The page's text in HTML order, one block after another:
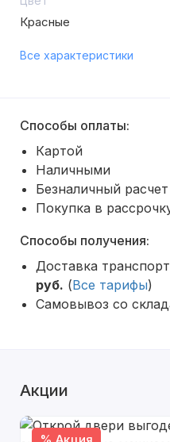
Красные
Все характеристики
Способы оплаты:
Картой
Наличными
Безналичный расчет
Покупка в
Способы получения:
Доставка
руб. (Все тарифы)
Самовывоз со
Акции